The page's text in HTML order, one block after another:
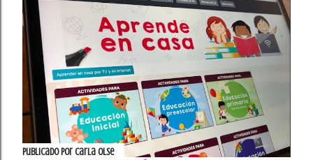
Publicado por Carla OlSe